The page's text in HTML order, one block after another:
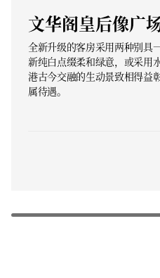
文华阁皇后像广
全新升级的客房采用两种别具
新纯白点缀柔和绿意，或采用
港古今交融的生动景致相得益
属待遇。